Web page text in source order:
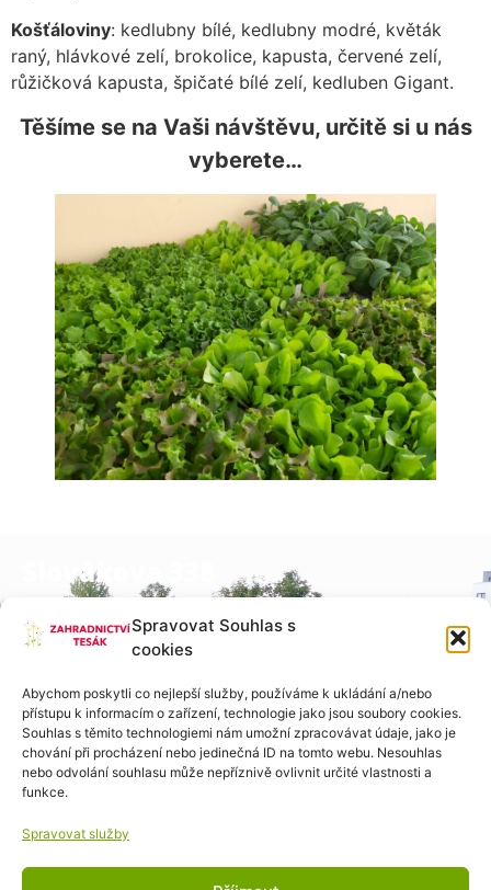
Spravovat Souhlas s
cookies
Abychom poskytli co nejlepší služby, používáme k ukládání a/nebo
přístupu k informacím o zařízení, technologie jako jsou soubory cookies.
Souhlas s těmito technologiemi nám umožní zpracovávat údaje, jako je
chování při procházení nebo jedinečná ID na tomto webu. Nesouhlas
nebo odvolání souhlasu může nepříznivě ovlivnit určité vlastnosti a
funkce.
Spravovat služby
Košťáloviny: kedlubny bílé, kedlubny modré, květák
raný, hlávkové zelí, brokolice, kapusta, červené zelí,
růžičková kapusta, špičaté bílé zelí, kedluben Gigant.
Těšíme se na Vaši návštěvu, určitě si u nás
vyberete…
Slovákova 338
Po-Pa:  8:00 – 12:00
        14:00 – 17:00
sobota: 8:00 – 12:00
neděle: zavřeno